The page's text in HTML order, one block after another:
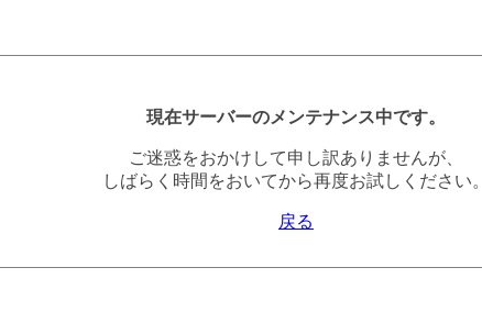
現在サーバーのメンテナンス中です。
ご迷惑をおかけして申し訳ありませんが、
しばらく時間をおいてから再度お試しください。
戻る